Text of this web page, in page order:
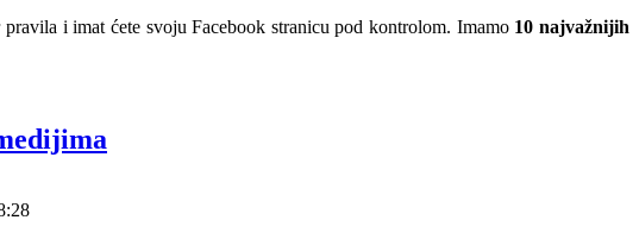
i imat ćete svoju Facebook stranicu pod kontrolom. Imamo 10 najvažnijih